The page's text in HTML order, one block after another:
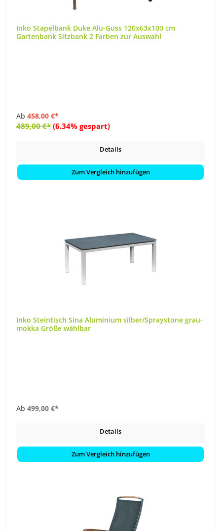
Inko Stapelbank Duke Alu-Guss 120x63x100 cm
Gartenbank Sitzbank 2 Farben zur Auswahl
Ab 458,00 €*
489,00 €* (6.34% gespart)
Details
Zum Vergleich hinzufügen
Inko Steintisch Sina Aluminium silber/Spraystone grau-
mokka Größe wählbar
Ab 499,00 €*
Details
Zum Vergleich hinzufügen